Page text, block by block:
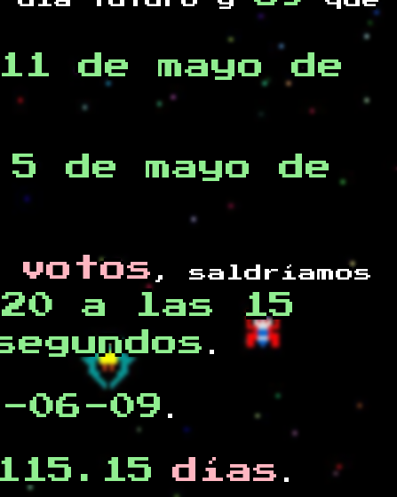
de mayo de
de mayo de
votos , saldríamos
a las 15
.
06-09 .
días .